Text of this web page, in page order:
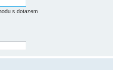
s dotazem